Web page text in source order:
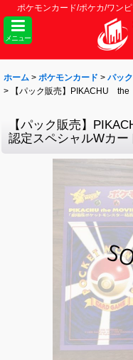
ポケモンカード/ポケカ/ワン
メニュー
ホーム > ポケモンカード > パック
>
【パック販売】PIKACHU
【パック販売】
認定スペシャルWカー